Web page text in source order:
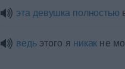
этадевушка полностью
ведьэтого я никак не